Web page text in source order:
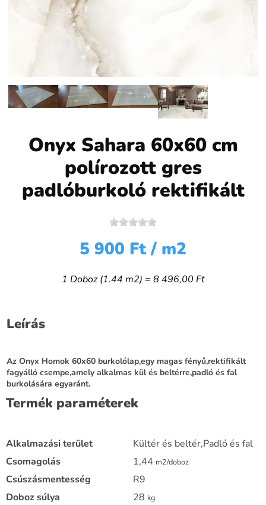
Onyx Sahara 60x60 cm
polírozott gres
padlóburkoló rektifikált
5 900 Ft / m2
1 Doboz (1.44 m2) = 8 496,00 Ft
Leírás
Az Onyx Homok 60x60 burkolólap,egy magas fényű,rektifikált
fagyálló csempe,amely alkalmas kül és beltérre,padló és fal
burkolására egyaránt.
Termék paraméterek
Alkalmazási terület
Kültér és beltér,Padló és fal
Csomagolás
1,44 m2/doboz
Csúszásmentesség
R9
Doboz súlya
28 kg